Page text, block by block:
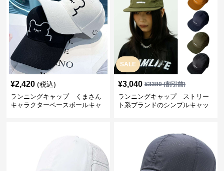
¥2,420 (税込)
ランニングキャップ くまさん
キャラクターベースボールキャ
SALE
¥3,040 ¥3380(割引前)
ランニングキャップ ストリー
ト系ブランドのシンプルキャッ